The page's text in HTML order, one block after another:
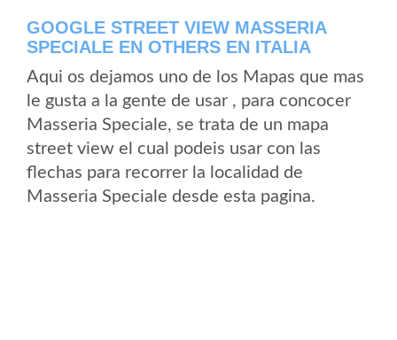
GOOGLE STREET VIEW MASSERIA
SPECIALE EN OTHERS EN ITALIA
Aqui os dejamos uno de los Mapas que mas
le gusta a la gente de usar , para concocer
Masseria Speciale, se trata de un mapa
street view el cual podeis usar con las
flechas para recorrer la localidad de
Masseria Speciale desde esta pagina.